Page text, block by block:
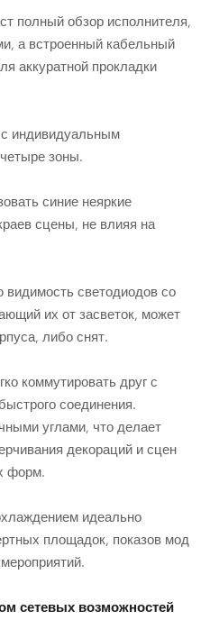
полный обзор исполнителя,
а встроенный кабельный
аккуратной прокладки
индивидуальным
зоны.
синие неяркие
сцены, не влияя на
светодиодов со
их от засветок, может
либо снят.
коммутировать друг с
соединения.
углами, что делает
декораций и сцен
форм.
идеально
площадок, показов мод
сетевых возможностей